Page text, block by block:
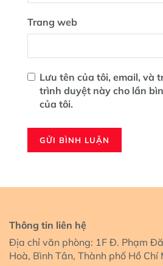
Trang web
Lưu tên của tôi, email, và
trình duyệt này cho lần
của tôi.
Thông tin liên hệ
Địa chỉ văn phòng: 1F Đ. Phạm
Hoà, Bình Tân, Thành phố Hồ Chí